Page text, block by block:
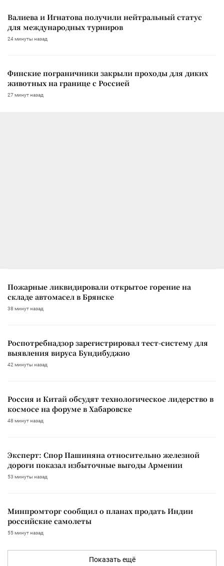
Валиева и Игнатова получили нейтральный статус
для международных турниров
24 минуты назад
Финские пограничники закрыли проходы для диких
животных на границе с Россией
27 минут назад
Пожарные ликвидировали открытое горение на
складе автомасел в Брянске
38 минут назад
Роспотребнадзор зарегистрировал тест-систему для
выявления вируса Бундибуджио
42 минуты назад
Россия и Китай обсудят технологическое лидерство в
космосе на форуме в Хабаровске
48 минут назад
Эксперт: Спор Пашиняна относительно железной
дороги показал избыточные выгоды Армении
53 минуты назад
Минпромторг сообщил о планах продать Индии
российские самолеты
55 минут назад
Показать ещё